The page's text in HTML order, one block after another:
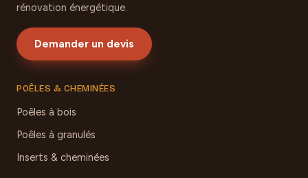
rénovation énergétique.
Demander un devis
POÊLES & CHEMINÉES
Poêles à bois
Poêles à granulés
Inserts & cheminées